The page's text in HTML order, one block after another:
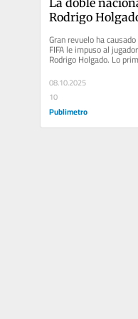
Rodrigo
Gran revuelo ha
FIFA le impuso al
Rodrigo Holgado. Lo
decir es que la
08.10.2025
10
Publimetro